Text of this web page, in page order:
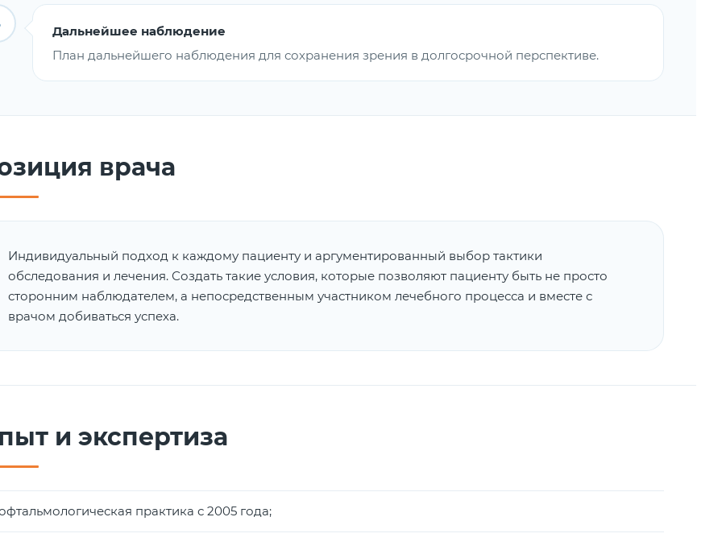
Дальнейшее наблюдение
План дальнейшего наблюдения для сохранения зрения в долгосрочной перспективе.
врача
Индивидуальный подход к каждому пациенту и аргументированный выбор тактики
обследования и лечения. Создать такие условия, которые позволяют пациенту быть не просто
сторонним наблюдателем, а непосредственным участником лечебного процесса и вместе с
врачом добиваться успеха.
и экспертиза
практика с 2005 года;